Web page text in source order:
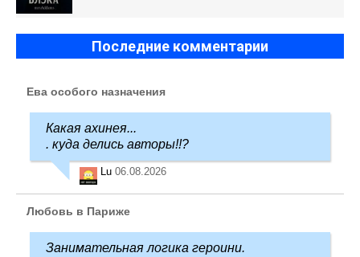
Последние комментарии
Ева особого назначения
Какая ахинея...
. куда делись авторы!!?
Lu 06.08.2026
Любовь в Париже
Занимательная логика героини.